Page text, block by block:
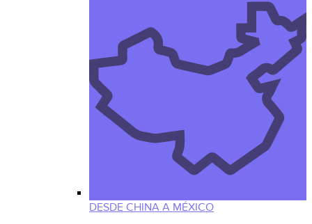
DESDE CHINA A MÉXICO